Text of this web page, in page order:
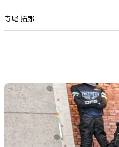
寺尾 拓郎